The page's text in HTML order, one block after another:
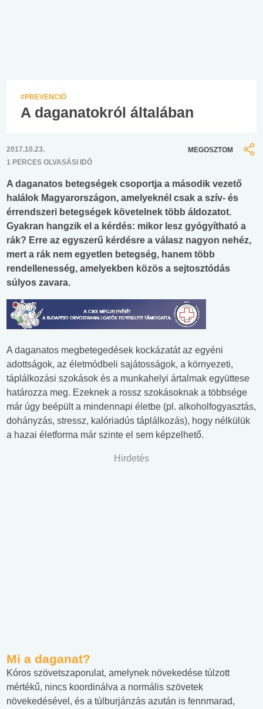
#PREVENCIÓ
A daganatokról általában
2017.10.23.
1 PERCES OLVASÁSI IDŐ
MEGOSZTOM
A daganatos betegségek csoportja a második vezető
halálok Magyarországon, amelyeknél csak a szív- és
érrendszeri betegségek követelnek több áldozatot.
Gyakran hangzik el a kérdés: mikor lesz gyógyítható a
rák? Erre az egyszerű kérdésre a válasz nagyon nehéz,
mert a rák nem egyetlen betegség, hanem több
rendellenesség, amelyekben közös a sejtosztódás
súlyos zavara.
A daganatos megbetegedések kockázatát az egyéni
adottságok, az életmódbeli sajátosságok, a környezeti,
táplálkozási szokások és a munkahelyi ártalmak együttese
határozza meg. Ezeknek a rossz szokásoknak a többsége
már úgy beépült a mindennapi életbe (pl. alkoholfogyasztás,
dohányzás, stressz, kalóriadús táplálkozás), hogy nélkülük
a hazai életforma már szinte el sem képzelhető.
Hirdetés
Mi a daganat?
Kóros szövetszaporulat, amelynek növekedése túlzott
mértékű, nincs koordinálva a normális szövetek
növekedésével, és a túlburjánzás azután is fennmarad,